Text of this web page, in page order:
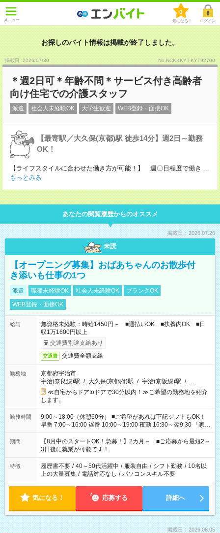
メニュー
0
気になる！ ログイン
お探しのバイト情報は掲載が終了しました。
掲載日 :2026/07/30 No.NCKKKYT-KYT92700
＊週2日可＊年齢不問＊サービス付き高齢者
向け住宅での介護スタッフ
派遣 社会人未経験OK 大学生歓迎 WEB登録・面接OK
【最寄駅／大久保(京都)駅 徒歩14分】週2日～勤務
OK！
【ライフスタイルに合わせた働き方が可能！】 週〇日程度で働き ...
もっとみる
あなたの閲覧履歴からのオススメ
掲載日：2026.07.26
未読
【オープニング募集】おばあちゃんのお散歩付
き添いも仕事の1つ
派遣 職種未経験OK 社会人未経験OK
ブランクOK
WEB登録・面接OK
給与
無資格未経験：時給1450円～ ■週払いOK ■扶養内OK ■日
収1万1600円以上
交通費別途支給あり
交通費 交通費全額支給
勤務地
京都府宇治市
宇治(奈良線)駅 / 大久保(京都府)駅 / 宇治(京阪線)駅 / …
≪自宅からドアtoドアで30分以内！≫ご希望の勤務地を紹介
します。
勤務時間
9:00～18:00（休憩60分） ■ご希望があれば下記シフトもOK！
早番 7:00～16:00 遅番 10:00～19:00 夜勤 16:30～翌9:30 「家族
と休みを合わせたい」 「余裕を持って夕飯の準備がしたい」
「できれば残業はしたくない」 など、ご希望を教えてください
ね。 ※Wワーク希望の方へ 今ご覧のお仕事で希望する勤務時間
と、もう1つのお仕事の勤務時間。 合計で週40時間を超える場
合は応募できません。
期間
【8月中のスタートOK！急募！】2カ月～ ■ご応募から最短2～
3日後に就業が可能です！
特徴 履歴書不要 / 40～50代活躍中 / 服装自由 / シフト勤務 / 10名以
上の大量募集 / 電話対応なし / パソコンスキル不要
気になる！ 応募する 詳細へ
掲載日：2026.08.05